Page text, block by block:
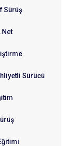
Sürüş
Sürücü